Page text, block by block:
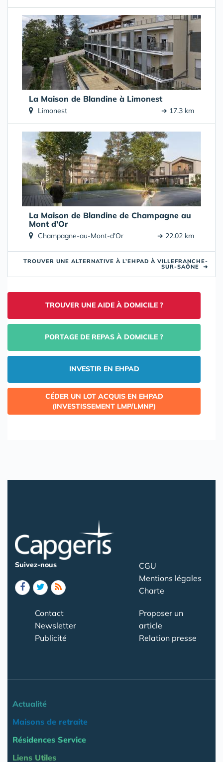
La Maison de Blandine à Limonest
Limonest ➔ 17.3 km
La Maison de Blandine de Champagne au
Mont d'Or
Champagne-au-Mont-d'Or ➔ 22.02 km
TROUVER UNE ALTERNATIVE À L’EHPAD À VILLEFRANCHE-
SUR-SAÔNE ➜
TROUVER UNE AIDE À DOMICILE ?
PORTAGE DE REPAS À DOMICILE ?
INVESTIR EN EHPAD
CÉDER UN LOT ACQUIS EN EHPAD
(INVESTISSEMENT LMP/LMNP)
Suivez-nous
CGU
Mentions légales
Charte
Contact
Newsletter
Publicité
Proposer un
article
Relation presse
Actualité
Maisons de retraite
Résidences Service
Liens Utiles